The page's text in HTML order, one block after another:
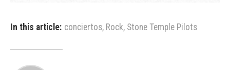
In this article: conciertos, Rock, Stone Temple Pilots